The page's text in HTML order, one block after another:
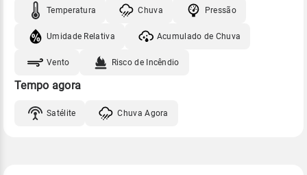
Temperatura Chuva Pressão
Umidade Relativa Acumulado de Chuva
Vento Risco de Incêndio
Tempo agora
Satélite Chuva Agora